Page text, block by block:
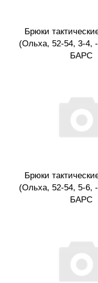
Брюки
(Ольха, 52-54, 3-4,
БАРС
Брюки
(Ольха, 52-54, 5-6,
БАРС